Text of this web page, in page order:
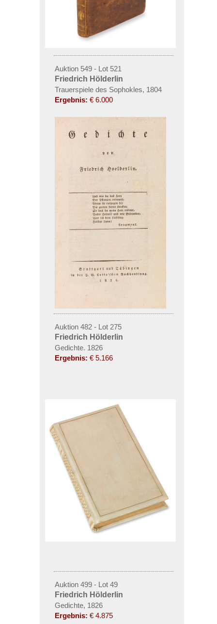
Auktion 549 - Lot 521
Friedrich Hölderlin
Trauerspiele des Sophokles, 1804
Ergebnis: € 6.000
Auktion 482 - Lot 275
Friedrich Hölderlin
Gedichte. 1826
Ergebnis: € 5.166
Auktion 499 - Lot 49
Friedrich Hölderlin
Gedichte, 1826
Ergebnis: € 4.875